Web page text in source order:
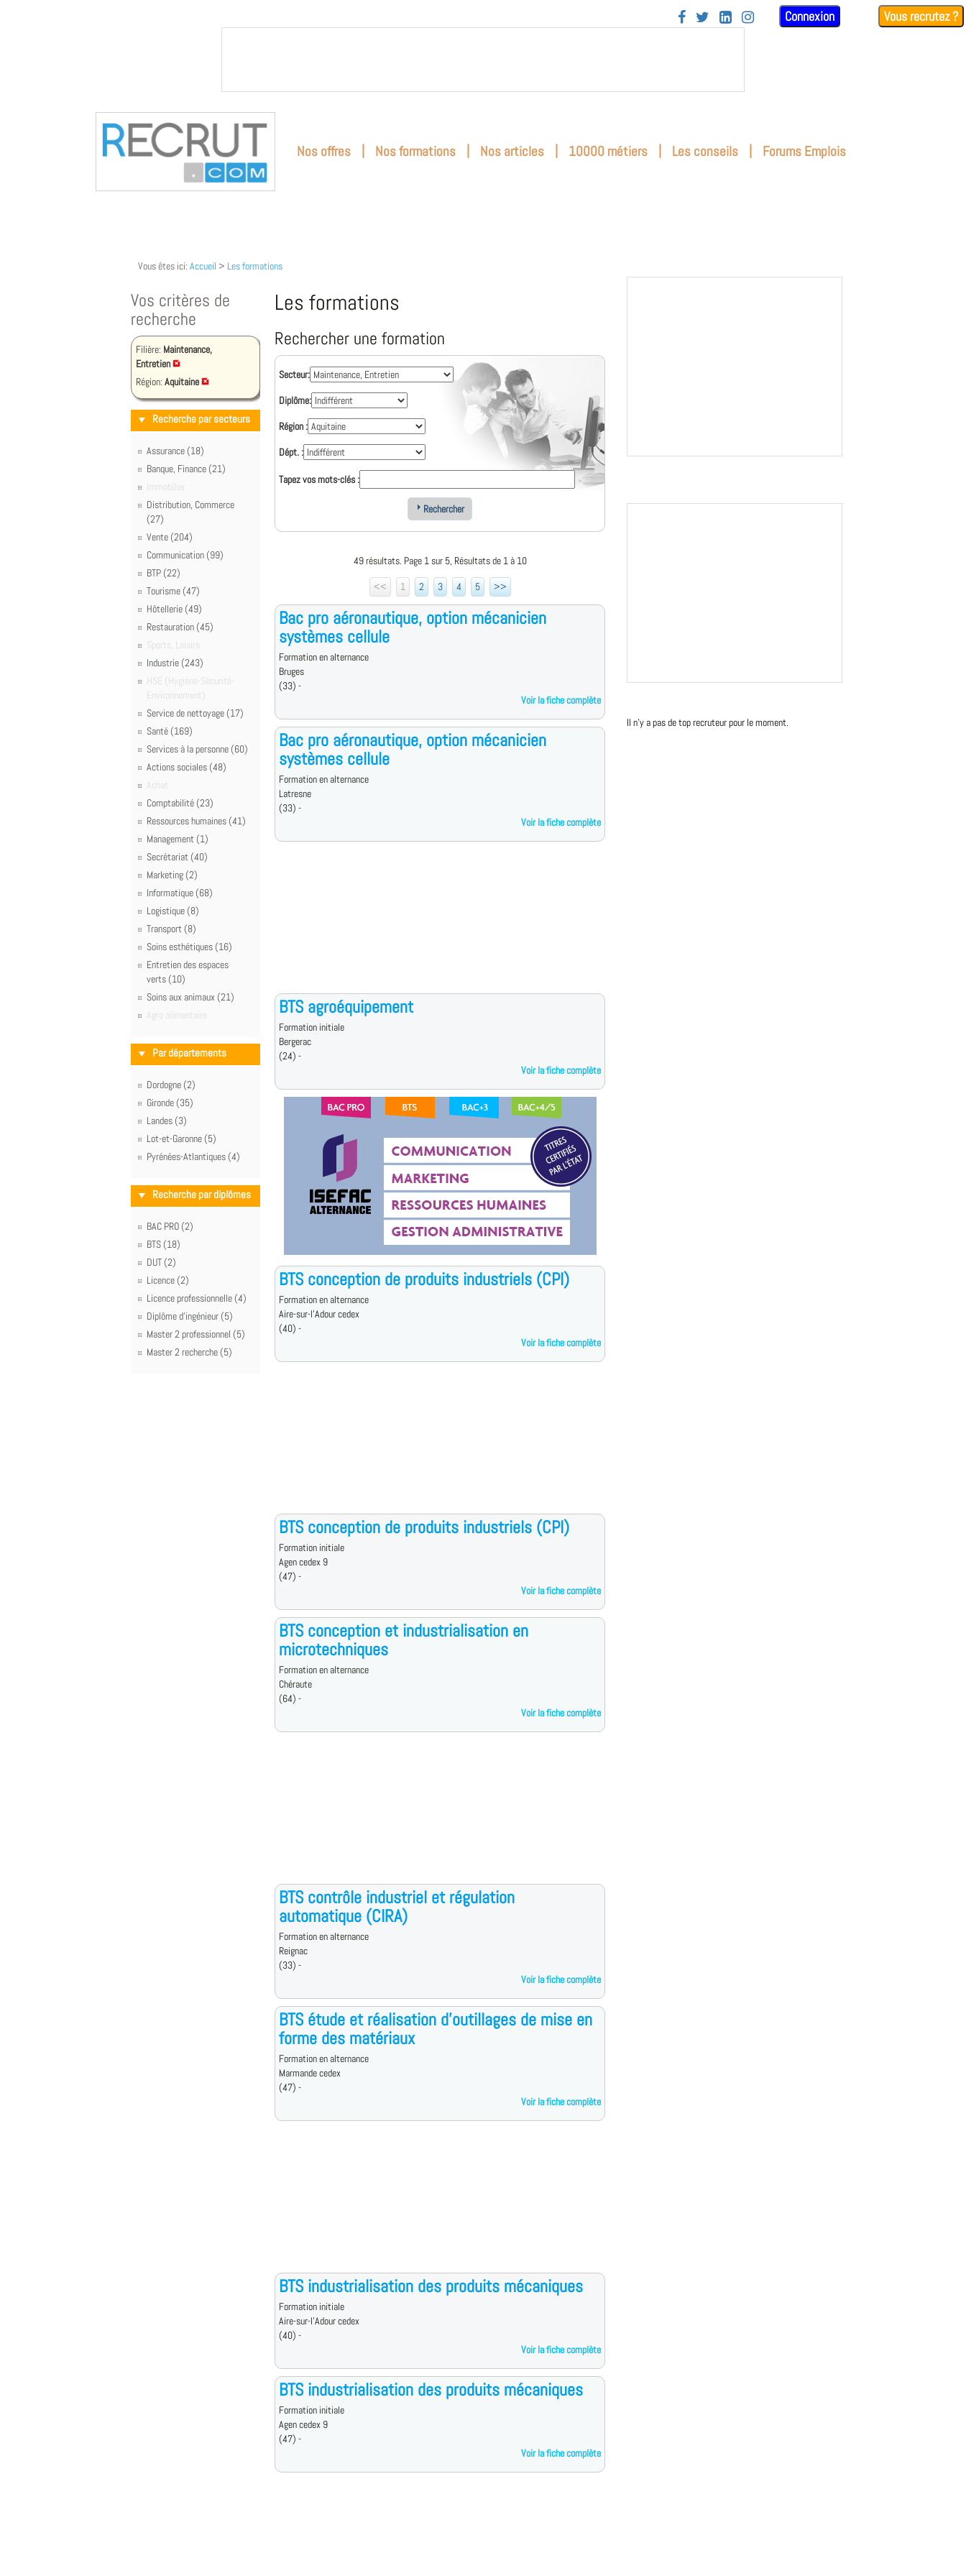
    Connexion Vous recrutez ?
Nos offres | Nos formations | Nos articles | 10000 métiers | Les conseils | Forums Emplois
Vous êtes ici: Accueil > Les formations
Vos critères de
recherche
Filière: Maintenance,
Entretien
Région: Aquitaine
Recherche par secteurs
Assurance (18)
Banque, Finance (21)
Immobilier
Distribution, Commerce
(27)
Vente (204)
Communication (99)
BTP (22)
Tourisme (47)
Hôtellerie (49)
Restauration (45)
Sports, Loisirs
Industrie (243)
HSE (Hygiène-Sécurité-
Environnement)
Service de nettoyage (17)
Santé (169)
Services à la personne (60)
Actions sociales (48)
Achat
Comptabilité (23)
Ressources humaines (41)
Management (1)
Secrétariat (40)
Marketing (2)
Informatique (68)
Logistique (8)
Transport (8)
Soins esthétiques (16)
Entretien des espaces
verts (10)
Soins aux animaux (21)
Agro alimentaire
Par départements
Dordogne (2)
Gironde (35)
Landes (3)
Lot-et-Garonne (5)
Pyrénées-Atlantiques (4)
Recherche par diplômes
BAC PRO (2)
BTS (18)
DUT (2)
Licence (2)
Licence professionnelle (4)
Diplôme d'ingénieur (5)
Master 2 professionnel (5)
Master 2 recherche (5)
Les formations
Rechercher une formation
Secteur:
Diplôme:
Région :
Dépt. :
Tapez vos mots-clés :
Rechercher
49 résultats. Page 1 sur 5, Résultats de 1 à 10
<<
1 2 3 4 5 >>
Bac pro aéronautique, option mécanicien
systèmes cellule
Formation en alternance
Bruges
(33) -
Voir la fiche complète
Bac pro aéronautique, option mécanicien
systèmes cellule
Formation en alternance
Latresne
(33) -
Voir la fiche complète
BTS agroéquipement
Formation initiale
Bergerac
(24) -
Voir la fiche complète
BTS conception de produits industriels (CPI)
Formation en alternance
Aire-sur-l'Adour cedex
(40) -
Voir la fiche complète
BTS conception de produits industriels (CPI)
Formation initiale
Agen cedex 9
(47) -
Voir la fiche complète
BTS conception et industrialisation en
microtechniques
Formation en alternance
Chéraute
(64) -
Voir la fiche complète
BTS contrôle industriel et régulation
automatique (CIRA)
Formation en alternance
Reignac
(33) -
Voir la fiche complète
BTS étude et réalisation d'outillages de mise en
forme des matériaux
Formation en alternance
Marmande cedex
(47) -
Voir la fiche complète
BTS industrialisation des produits mécaniques
Formation initiale
Aire-sur-l'Adour cedex
(40) -
Voir la fiche complète
BTS industrialisation des produits mécaniques
Formation initiale
Agen cedex 9
(47) -
Voir la fiche complète
Il n'y a pas de top recruteur pour le moment.